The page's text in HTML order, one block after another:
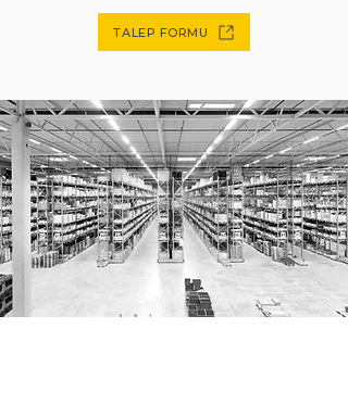
TALEP FORMU